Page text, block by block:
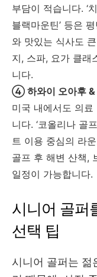
부담이 적습니다. ‘
블랙마운틴’ 등은
와 맛있는 식사도
지, 스파, 요가 클래
니다.
④ 하와이 오아후 &
미국 내에서도 의
니다. ‘코올리나 골
트 이용 중심의 라
골프 후 해변 산책,
일정이 가능합니다.
시니어 골퍼
선택 팁
시니어 골퍼는 젊